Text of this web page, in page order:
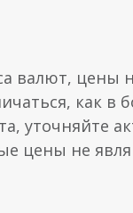
валют, цены
как в
уточняйте
цены не